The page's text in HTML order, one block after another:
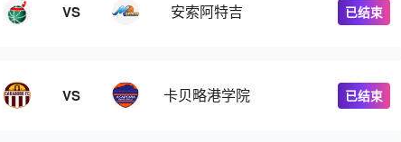
VS 安索阿特吉 已结束
VS 卡贝略港学院 已结束